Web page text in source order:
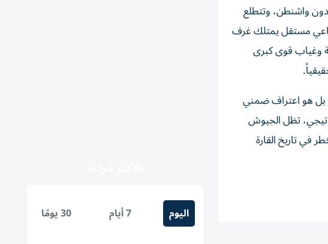
واشنطن، وتتطلع
وبلطيقية، كإطار دفاعي مستقل يمتلك غرف
وغياب قوى كبرى
بل هو اعتراف ضمني
تظل الجيوش
في تاريخ القارة
اليوم 7 أيام 30 يومًا